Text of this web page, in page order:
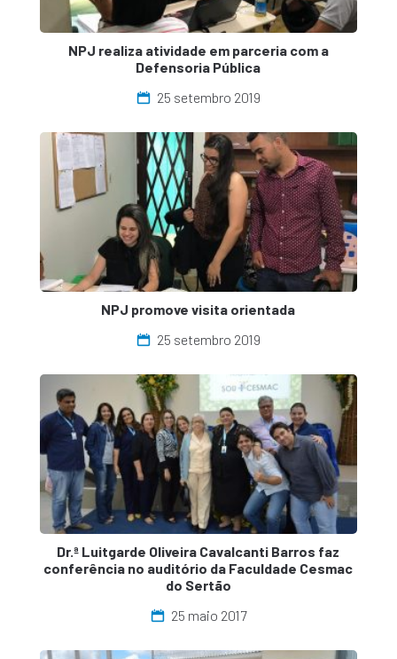
NPJ realiza atividade em parceria com a
Defensoria Pública
25 setembro 2019
NPJ promove visita orientada
25 setembro 2019
Dr.ª Luitgarde Oliveira Cavalcanti Barros faz
conferência no auditório da Faculdade Cesmac
do Sertão
25 maio 2017